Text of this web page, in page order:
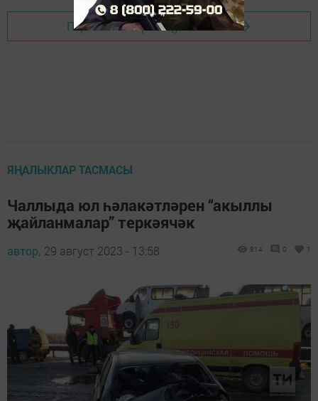
Перейти на страницу новости
ЯҢАЛЫКЛАР ТАСМАСЫ
Чаллыда юл һәлакәтләрен “акыллы
җайланмалар” теркәячәк
автор, 29 август 2023 - 13:58 814 0 1